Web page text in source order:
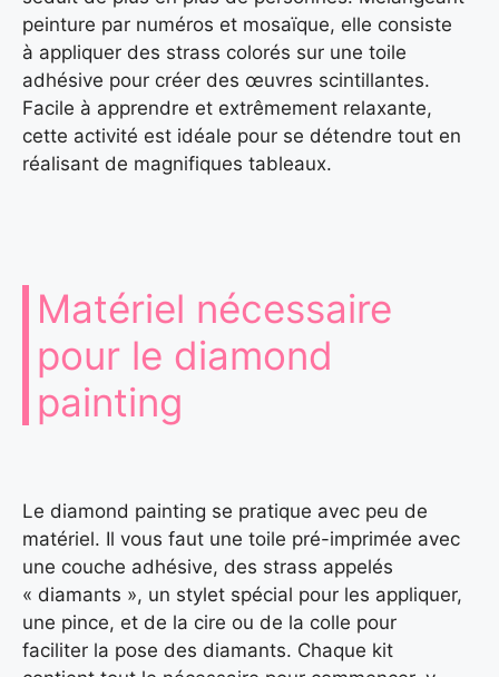
peinture par numéros et mosaïque, elle consiste
à appliquer des strass colorés sur une toile
adhésive pour créer des œuvres scintillantes.
Facile à apprendre et extrêmement relaxante,
cette activité est idéale pour se détendre tout en
réalisant de magnifiques tableaux.
Matériel nécessaire
pour le diamond
painting
Le diamond painting se pratique avec peu de
matériel. Il vous faut une toile pré-imprimée avec
une couche adhésive, des strass appelés
« diamants », un stylet spécial pour les appliquer,
une pince, et de la cire ou de la colle pour
faciliter la pose des diamants. Chaque kit